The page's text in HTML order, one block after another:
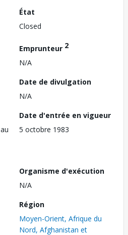
État
Closed
Emprunteur 2
N/A
Date de divulgation
N/A
Date d'entrée en vigueur
5 octobre 1983
Organisme d'exécution
N/A
Région
Moyen-Orient, Afrique du
Nord, Afghanistan et